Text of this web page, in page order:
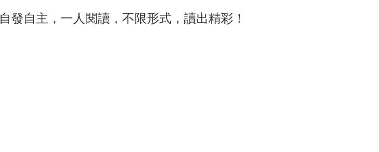
自發自主，一人閱讀，不限形式，讀出精彩！